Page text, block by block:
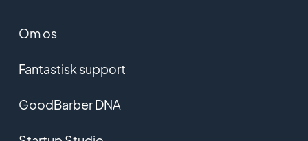
Om os
Fantastisk support
GoodBarber DNA